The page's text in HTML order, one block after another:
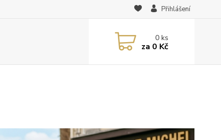
Přihlášení
0ks
za 0 Kč